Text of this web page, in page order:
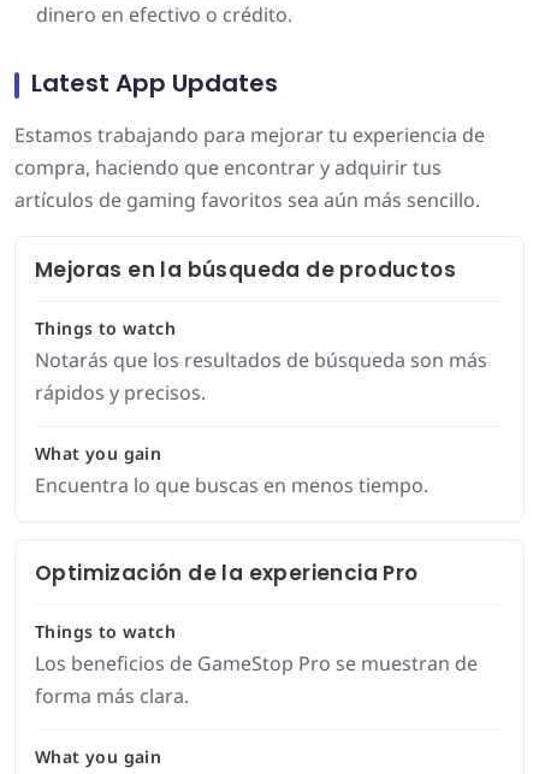
dinero en efectivo o crédito.
Latest App Updates
Estamos trabajando para mejorar tu experiencia de
compra, haciendo que encontrar y adquirir tus
artículos de gaming favoritos sea aún más sencillo.
Mejoras en la búsqueda de productos
Things to watch
Notarás que los resultados de búsqueda son más
rápidos y precisos.
What you gain
Encuentra lo que buscas en menos tiempo.
Optimización de la experiencia Pro
Things to watch
Los beneficios de GameStop Pro se muestran de
forma más clara.
What you gain